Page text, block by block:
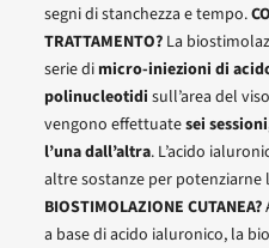
segni di stanchezza e tempo.
TRATTAMENTO?La
serie di micro-iniezioni di
polinucleotidi sull’area del
vengono effettuatesei
l’una dall’altra. L’acido
altre sostanze per potenziarne
BIOSTIMOLAZIONE CUTANEA?
a base di acido ialuronico, la